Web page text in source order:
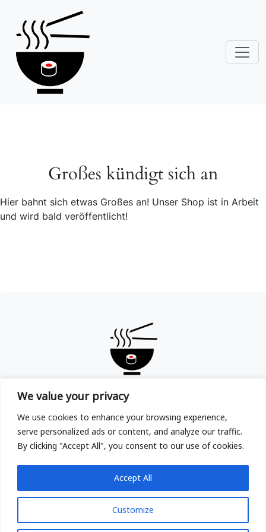
We value your privacy
We use cookies to enhance your browsing experience,
serve personalized ads or content, and analyze our traffic.
By clicking "Accept All", you consent to our use of cookies.
Customize
Accept All
Großes kündigt sich an
Hier bahnt sich etwas Großes an! Unser Shop ist in Arbeit
und wird bald veröffentlicht!
TOKYOYA
Main 2025